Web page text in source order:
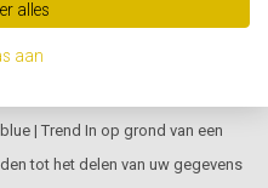
onderzoek
| Trend In op grond van een
tot het delen van uw gegevens
alles
aan